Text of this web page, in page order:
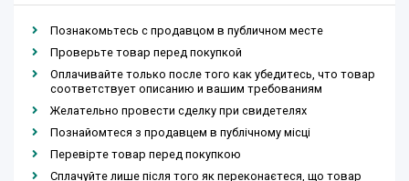
Познакомьтесь с продавцом в публичном месте
Проверьте товар перед покупкой
Оплачивайте только после того как убедитесь, что товар
соответствует описанию и вашим требованиям
Желательно провести сделку при свидетелях
Познайомтеся з продавцем в публічному місці
Перевірте товар перед покупкою
Сплачуйте лише після того як переконаєтеся, що товар